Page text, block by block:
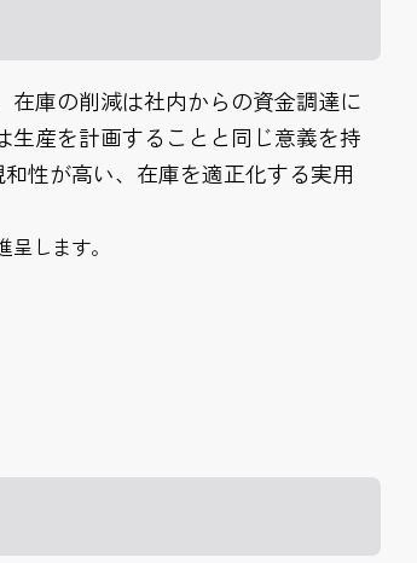
在庫の削減は社内からの資金調達に
生産を計画することと同じ意義を持
性が高い、在庫を適正化する実用
します。